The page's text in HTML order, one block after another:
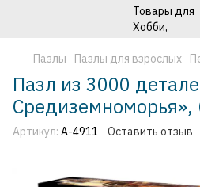
Пазлы Пазлы для взрослых
Пазл из 3000
Средиземноморья»,
Артикул: A-4911 Оставить отзыв